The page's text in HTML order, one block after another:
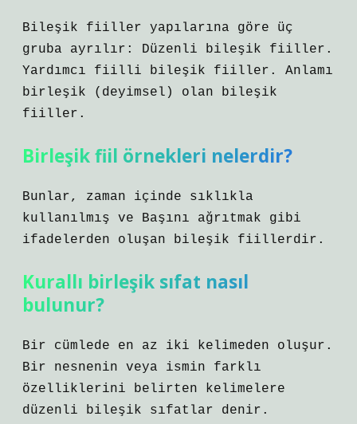
Bileşik fiiller yapılarına göre üç
gruba ayrılır: Düzenli bileşik fiiller.
Yardımcı fiilli bileşik fiiller. Anlamı
birleşik (deyimsel) olan bileşik
fiiller.
Birleşik fiil örnekleri nelerdir?
Bunlar, zaman içinde sıklıkla
kullanılmış ve Başını ağrıtmak gibi
ifadelerden oluşan bileşik fiillerdir.
Kurallı birleşik sıfat nasıl
bulunur?
Bir cümlede en az iki kelimeden oluşur.
Bir nesnenin veya ismin farklı
özelliklerini belirten kelimelere
düzenli bileşik sıfatlar denir.